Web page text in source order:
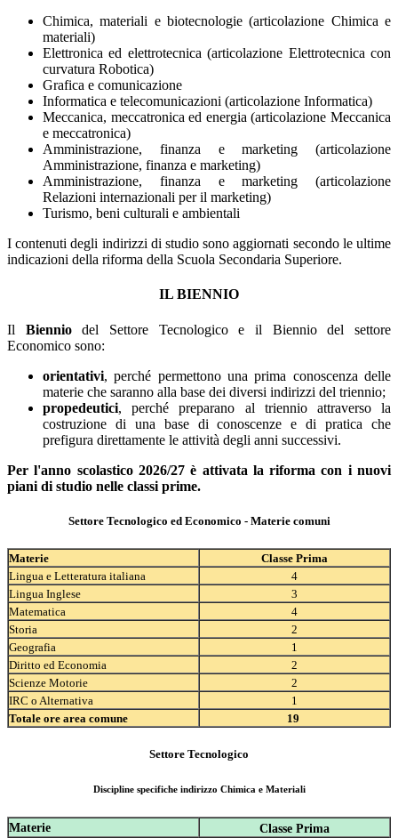
Chimica, materiali e biotecnologie (articolazione Chimica e
materiali)
Elettronica ed elettrotecnica (articolazione Elettrotecnica con
curvatura Robotica)
Grafica e comunicazione
Informatica e telecomunicazioni (articolazione Informatica)
Meccanica, meccatronica ed energia (articolazione Meccanica
e meccatronica)
Amministrazione, finanza e marketing (articolazione
Amministrazione, finanza e marketing)
Amministrazione, finanza e marketing (articolazione
Relazioni internazionali per il marketing)
Turismo, beni culturali e ambientali
I contenuti degli indirizzi di studio sono aggiornati secondo le ultime
indicazioni della riforma della Scuola Secondaria Superiore.
IL BIENNIO
Il Bienniodel Settore Tecnologico e il Biennio del settore
Economico sono:
orientativi, perché permettono una prima conoscenza delle
materie che saranno alla base dei diversi indirizzi del triennio;
propedeutici, perché preparano al triennio attraverso la
costruzione di una base di conoscenze e di pratica che
prefigura direttamente le attività degli anni successivi.
Per l'anno scolastico 2026/27 è attivata la riforma con i nuovi
piani di studio nelle classi prime.
Settore Tecnologico ed Economico - Materie comuni
Materie
Classe Prima
Lingua e Letteratura italiana
4
Lingua Inglese
3
Matematica
4
Storia
2
Geografia
1
Diritto ed Economia
2
Scienze Motorie
2
IRC o Alternativa
1
Totale ore area comune
19
Settore Tecnologico
Discipline specifiche indirizzo Chimica e Materiali
Materie
Classe Prima